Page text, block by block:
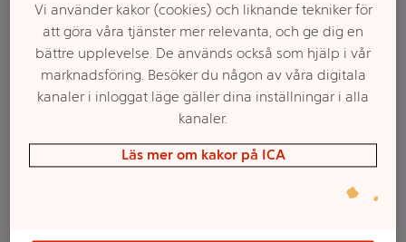
Vi använder kakor (cookies) och liknande tekniker för
att göra våra tjänster mer relevanta, och ge dig en
bättre upplevelse. De används också som hjälp i vår
marknadsföring. Besöker du någon av våra digitala
kanaler i inloggat läge gäller dina inställningar i alla
kanaler.
Läs mer om kakor på ICA